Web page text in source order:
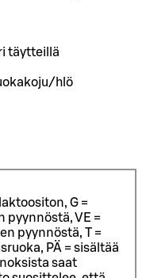
täytteillä
hlö
G =
pyynnöstä, VE =
pyynnöstä, T =
PÄ = sisältää
saat